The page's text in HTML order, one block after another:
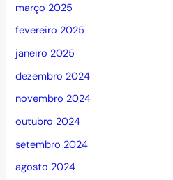
março 2025
fevereiro 2025
janeiro 2025
dezembro 2024
novembro 2024
outubro 2024
setembro 2024
agosto 2024